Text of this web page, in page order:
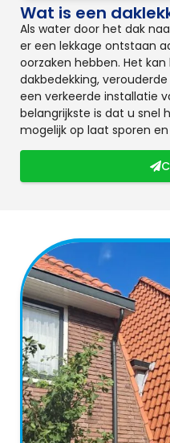
Wat is een
Als water door het dak
er een lekkage ontstaan
oorzaken hebben. Het
dakbedekking,
een verkeerde installatie
belangrijkste is dat u snel
mogelijk op laat sporen